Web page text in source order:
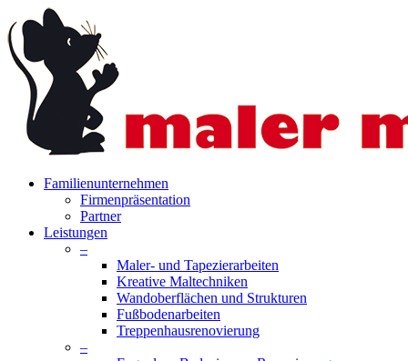
to
main
content
search
Menu
Familienunternehmen
Firmenpräsentation
Partner
Leistungen
–
Maler- und Tapezierarbeiten
Kreative Maltechniken
Wandoberflächen und Strukturen
Fußbodenarbeiten
Treppenhausrenovierung
–